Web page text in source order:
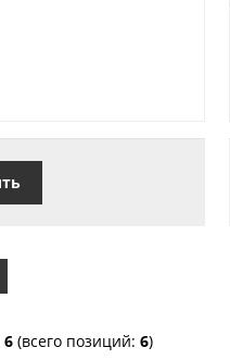
6 (всего позиций:6)